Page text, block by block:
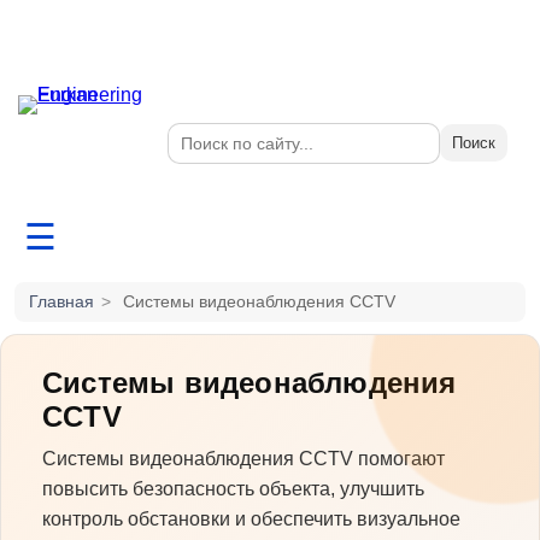
Поиск
☰
Главная > Системы видеонаблюдения CCTV
Системы видеонаблюдения
CCTV
Системы видеонаблюдения CCTV помогают
повысить безопасность объекта, улучшить
контроль обстановки и обеспечить визуальное